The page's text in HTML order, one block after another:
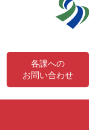
各課への
お問い合わせ